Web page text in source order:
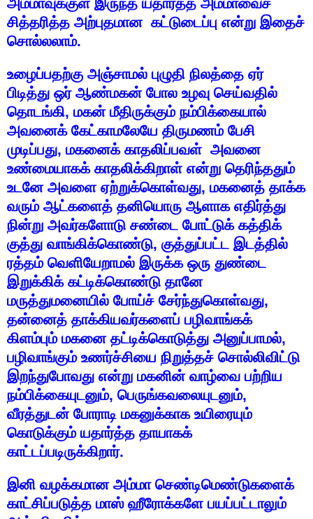
சித்தரித்த அற்புதமான கட்டுடைப்பு என்று இதைச்
சொல்லலாம்.
உழைப்பதற்கு அஞ்சாமல் புழுதி நிலத்தை ஏர்
பிடித்து ஒர் ஆண்மகன் போல உழவு செய்வதில்
தொடங்கி, மகன் மீதிருக்கும் நம்பிக்கையால்
அவனைக் கேட்காமலேயே திருமணம் பேசி
முடிப்பது, மகனைக் காதலிப்பவள் அவனை
உண்மையாகக் காதலிக்கிறாள் என்று தெரிந்ததும்
உடனே அவளை ஏற்றுக்கொள்வது, மகனைத் தாக்க
வரும் ஆட்களைத் தனியொரு ஆளாக எதிர்த்து
நின்று அவர்களோடு சண்டை போட்டுக் கத்திக்
குத்து வாங்கிக்கொண்டு, குத்துப்பட்ட இடத்தில்
ரத்தம் வெளியேறாமல் இருக்க ஒரு துண்டை
இறுக்கிக் கட்டிக்கொண்டு தானே
மருத்துமனையில் போய்ச் சேர்ந்துகொள்வது,
தன்னைத் தாக்கியவர்களைப் பழிவாங்கக்
கிளம்பும் மகனை தட்டிக்கொடுத்து அனுப்பாமல்,
பழிவாங்கும் உணர்ச்சியை நிறுத்தச் சொல்லிவிட்டு
இறந்துபோவது என்று மகனின் வாழ்வை பற்றிய
நம்பிக்கையுடனும், பெருங்கவலையுடனும்,
வீரத்துடன் போராடி மகனுக்காக உயிரையும்
கொடுக்கும் யதார்த்த தாயாகக்
காட்டப்படிருக்கிறார்.
இனி வழக்கமான அம்மா செண்டிமெண்டுகளைக்
காட்சிப்படுத்த மாஸ் ஹீரோக்களே பயப்பட்டாலும்